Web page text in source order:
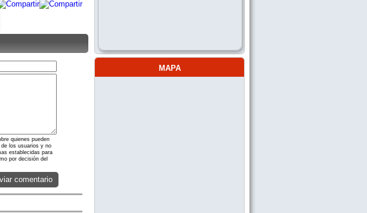
quienes pueden
los usuarios y no
establecidas para
por decisión del
comentario
mapa